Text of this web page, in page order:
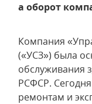
а оборот
Компания
(«УСЗ») была
обслуживания
РСФСР.
ремонтам и